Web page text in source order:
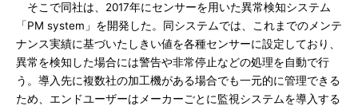
そこで同社は、2017年にセンサーを用いた異常検知システム
「PM system」を開発した。同システムでは、これまでのメンテ
ナンス実績に基づいたしきい値を各種センサーに設定しており、
異常を検知した場合には警告や非常停止などの処理を自動で行
う。導入先に複数社の加工機がある場合でも一元的に管理できる
ため、エンドユーザーはメーカーごとに監視システムを導入する